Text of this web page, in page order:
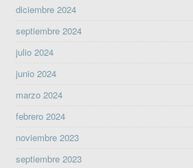
diciembre 2024
septiembre 2024
julio 2024
junio 2024
marzo 2024
febrero 2024
noviembre 2023
septiembre 2023